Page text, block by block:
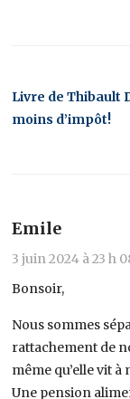
Livre de Thibault
moins d’impôt!
Emile
3 juin 2024 à 23 h
Bonsoir,
Nous sommes
rattachement de
même qu’elle vit
Une pension